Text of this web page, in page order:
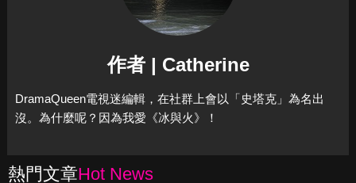
作者 | Catherine
DramaQueen電視迷編輯，在社群上會以「史塔克」為名出
沒。為什麼呢？因為我愛《冰與火》！
熱門文章Hot News